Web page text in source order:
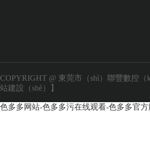
COPYRIGHT @ 東莞市（shì）聯豐數控
站建設（shè）】
色多多网站-色多多污在线观看-色多多官